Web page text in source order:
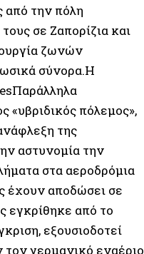
από την πόλη
σε Ζαπορίζια και
ζωνών
σύνορα.Η
«υβριδικός πόλεμος»,
της
αστυνομία την
στα αεροδρόμια
έχουν αποδώσει σε
εγκρίθηκε από το
εξουσιοδοτεί
γερμανικό εναέριο